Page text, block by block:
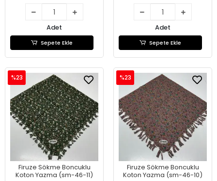
Adet
Sepete Ekle
Adet
Sepete Ekle
Firuze Sökme Boncuklu
Koton Yazma (sm-46-11)
%23
Firuze Sökme Boncuklu
Koton Yazma (sm-46-10)
%23